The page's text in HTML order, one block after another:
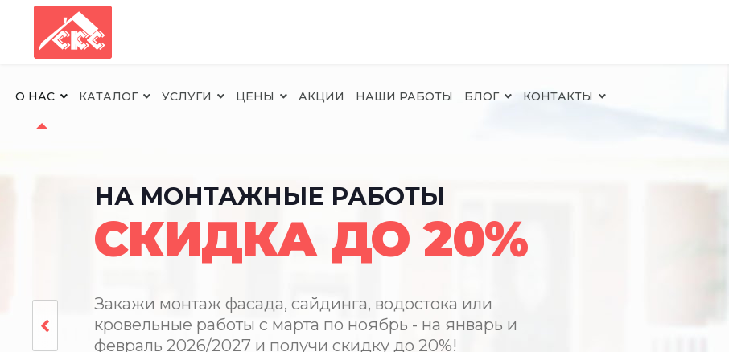
О НАС КАТАЛОГ УСЛУГИ ЦЕНЫ АКЦИИ НАШИ РАБОТЫ БЛОГ КОНТАКТЫ
ПО КАРТЕ ЧЕРЕПАХА
РАССРОЧКА 8 МЕС.